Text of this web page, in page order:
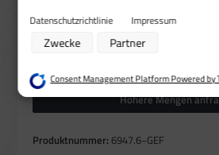
Folie
Produkt Anzahl: Gib den gewünschten Wert ein oder
Höhere Mengen
Produktnummer: 6947.6−GEF
Zwecke der Datenverarbeitung durch
Verwendung reduzierter Daten zur Auswahl
Verwendung von Profilen zur Auswahl
Erstellung von Profilen zur Personalisierung
Verwendung von Profilen zur Auswahl
Analyse von Zielgruppen durch Statistiken
aus verschiedenen Quellen
Datenschutzrichtlinie Impressum
Zwecke Partner
Consent Management Platform Powered by